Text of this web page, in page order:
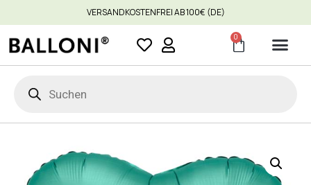
VERSANDKOSTENFREI AB 100€ (DE)
0